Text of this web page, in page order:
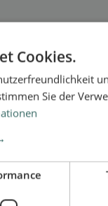
vegan,
Cookies.
Sie der